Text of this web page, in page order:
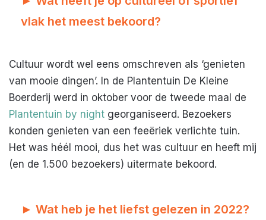
vlak het meest bekoord?
Cultuur wordt wel eens omschreven als ‘genieten
van mooie dingen’. In de Plantentuin De Kleine
Boerderij werd in oktober voor de tweede maal de
Plantentuin by night georganiseerd. Bezoekers
konden genieten van een feeëriek verlichte tuin.
Het was héél mooi, dus het was cultuur en heeft mij
(en de 1.500 bezoekers) uitermate bekoord.
► Wat heb je het liefst gelezen in 2022?